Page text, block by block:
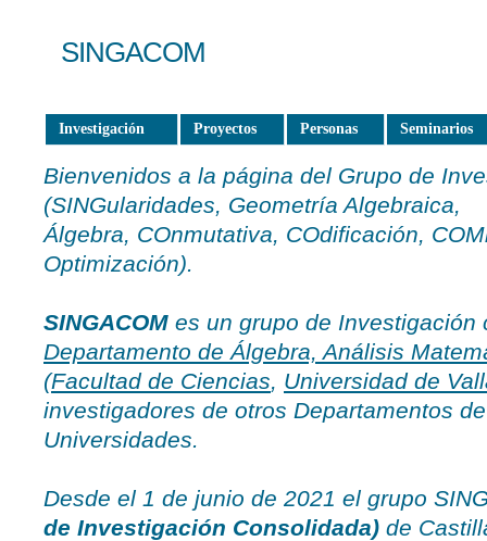
SINGACOM
Investigación Proyectos Personas Seminarios
Bienvenidos a la página del Grupo de
(SINGularidades, Geometría Algebraica,
Álgebra, COnmutativa, COdificación,
Optimización).
SINGACOM es un grupo de Investigación
Departamento de Álgebra, Análisis
(Facultad de Ciencias, Universidad de
investigadores de otros Departamentos
Universidades.
Desde el 1 de junio de 2021 el grupo
de Investigación Consolidada) de